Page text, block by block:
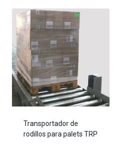
Transportador de
rodillos para palets TRP